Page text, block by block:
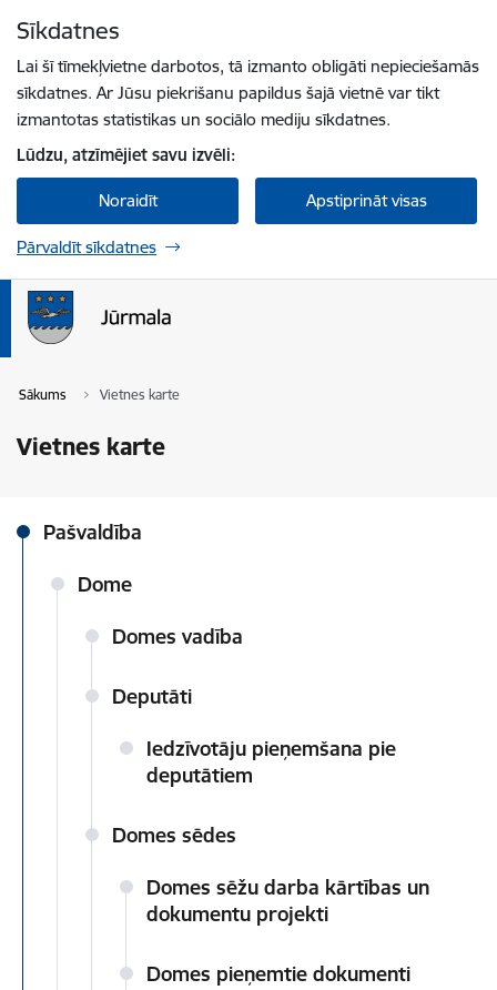
Sīkdatnes
Lai šī tīmekļvietne darbotos, tā izmanto obligāti nepieciešamās
sīkdatnes. Ar Jūsu piekrišanu papildus šajā vietnē var tikt
izmantotas statistikas un sociālo mediju sīkdatnes.
Lūdzu, atzīmējiet savu izvēli:
Noraidīt Apstiprināt visas
Pārvaldīt sīkdatnes
Sākums Vietnes karte
Vietnes karte
Pašvaldība
Dome
Domes vadība
Deputāti
Iedzīvotāju pieņemšana pie
deputātiem
Domes sēdes
Domes sēžu darba kārtības un
dokumentu projekti
Domes pieņemtie dokumenti